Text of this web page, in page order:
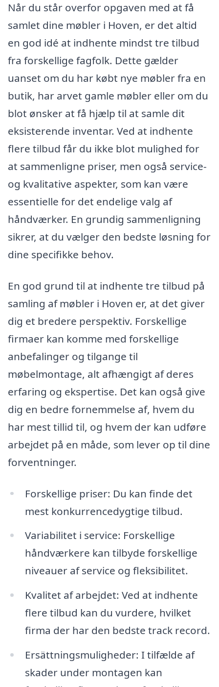
Når du står overfor opgaven med at få
samlet dine møbler i Hoven, er det altid
en god idé at indhente mindst tre tilbud
fra forskellige fagfolk. Dette gælder
uanset om du har købt nye møbler fra en
butik, har arvet gamle møbler eller om du
blot ønsker at få hjælp til at samle dit
eksisterende inventar. Ved at indhente
flere tilbud får du ikke blot mulighed for
at sammenligne priser, men også service-
og kvalitative aspekter, som kan være
essentielle for det endelige valg af
håndværker. En grundig sammenligning
sikrer, at du vælger den bedste løsning for
dine specifikke behov.
En god grund til at indhente tre tilbud på
samling af møbler i Hoven er, at det giver
dig et bredere perspektiv. Forskellige
firmaer kan komme med forskellige
anbefalinger og tilgange til
møbelmontage, alt afhængigt af deres
erfaring og ekspertise. Det kan også give
dig en bedre fornemmelse af, hvem du
har mest tillid til, og hvem der kan udføre
arbejdet på en måde, som lever op til dine
forventninger.
Forskellige priser: Du kan finde det
mest konkurrencedygtige tilbud.
Variabilitet i service: Forskellige
håndværkere kan tilbyde forskellige
niveauer af service og fleksibilitet.
Kvalitet af arbejdet: Ved at indhente
flere tilbud kan du vurdere, hvilket
firma der har den bedste track record.
Ersättningsmuligheder: I tilfælde af
skader under montagen kan